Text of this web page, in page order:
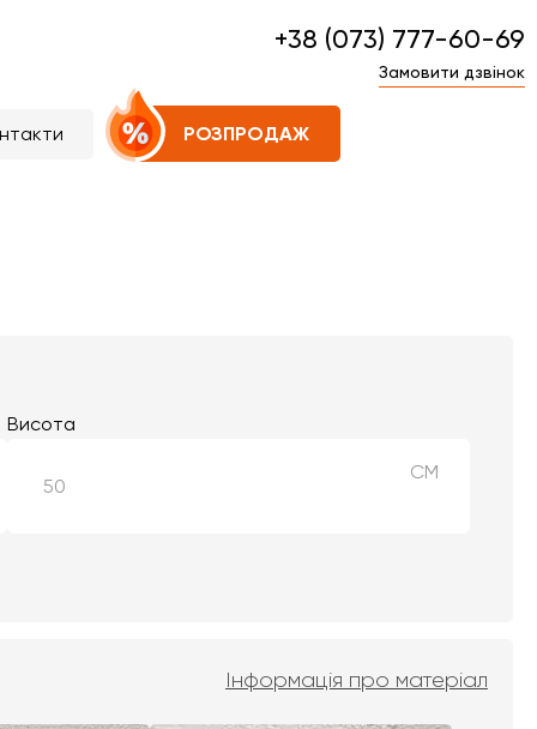
+38 (073) 777-60-69
Замовити дзвінок
РОЗПРОДАЖ
Висота
СМ
Інформація про матеріал